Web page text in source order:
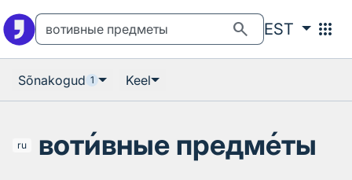
search EST apps
Sõnakogud 1 Keel
ru вотивные предметы